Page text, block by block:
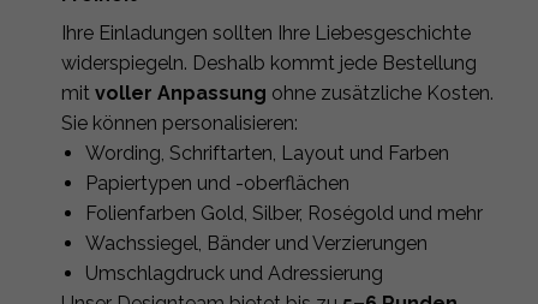
Ihre Einladungen sollten Ihre Liebesgeschichte
widerspiegeln. Deshalb kommt jede Bestellung
mit voller Anpassung ohne zusätzliche Kosten.
Sie können personalisieren:
Wording, Schriftarten, Layout und Farben
Papiertypen und -oberflächen
Folienfarben Gold, Silber, Roségold und mehr
Wachssiegel, Bänder und Verzierungen
Umschlagdruck und Adressierung